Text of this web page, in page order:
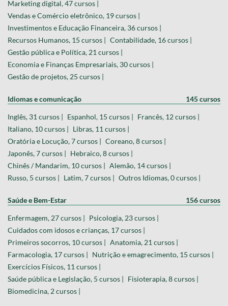
Marketing digital, 47 cursos |
Vendas e Comércio eletrônico, 19 cursos |
Investimentos e Educação Financeira, 36 cursos |
Recursos Humanos, 15 cursos | Contabilidade, 16 cursos |
Gestão pública e Política, 21 cursos |
Economia e Finanças Empresariais, 30 cursos |
Gestão de projetos, 25 cursos |
Idiomas e comunicação 145 cursos
Inglês, 31 cursos | Espanhol, 15 cursos | Francês, 12 cursos |
Italiano, 10 cursos | Libras, 11 cursos |
Oratória e Locução, 7 cursos | Coreano, 8 cursos |
Japonês, 7 cursos | Hebraico, 8 cursos |
Chinês / Mandarim, 10 cursos | Alemão, 14 cursos |
Russo, 5 cursos | Latim, 7 cursos | Outros Idiomas, 0 cursos |
Saúde e Bem-Estar 156 cursos
Enfermagem, 27 cursos | Psicologia, 23 cursos |
Cuidados com idosos e crianças, 17 cursos |
Primeiros socorros, 10 cursos | Anatomia, 21 cursos |
Farmacologia, 17 cursos | Nutrição e emagrecimento, 15 cursos |
Exercícios Físicos, 11 cursos |
Saúde pública e Legislação, 5 cursos | Fisioterapia, 8 cursos |
Biomedicina, 2 cursos |